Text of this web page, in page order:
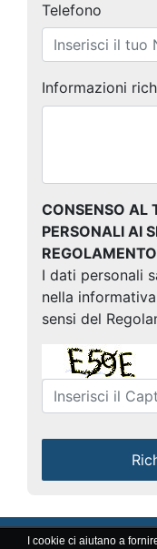
Telefono
Informazioni
CONSENSO AL
PERSONALI AI
I dati personali
nella
sensi del
I cookie ci aiutano a